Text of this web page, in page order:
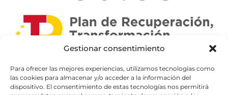
Gestionar consentimiento
Para ofrecer las mejores experiencias, utilizamos tecnologías como
las cookies para almacenar y/o acceder a la información del
dispositivo. El consentimiento de estas tecnologías nos permitirá